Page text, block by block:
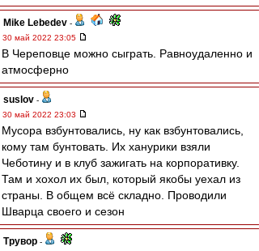
Mike Lebedev -
30 май 2022 23:05
В Череповце можно сыграть. Равноудаленно и
атмосферно
suslov -
30 май 2022 23:03
Мусора взбунтовались, ну как взбунтовались,
кому там бунтовать. Их ханурики взяли
Чеботину и в клуб зажигать на корпоративку.
Там и хохол их был, который якобы уехал из
страны. В общем всё складно. Проводили
Шварца своего и сезон
Трувор -